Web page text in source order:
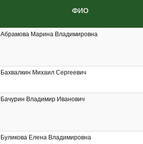
ФИО
Абрамова Марина Владимировна
Бахвалкин Михаил Сергеевич
Бачурин Владимир Иванович
Буликова Елена Владимировна